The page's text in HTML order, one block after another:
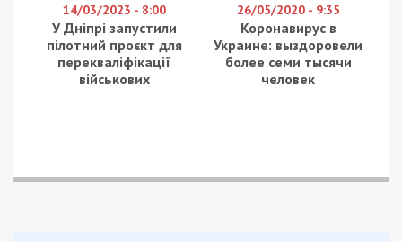
14/03/2023 - 8:00
У Дніпрі запустили
пілотний проєкт для
перекваліфікації
військових
26/05/2020 - 9:35
Коронавирус в
Украине: выздоровели
более семи тысячи
человек